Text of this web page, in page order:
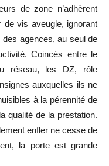
de zone n’adhèrent
vis aveugle, ignorant
agences, au seul de
Coincés entre le
réseau, les DZ, rôle
auxquelles ils ne
àla pérennité de
qualité de la prestation.
enfler ne cesse de
la porte est grande